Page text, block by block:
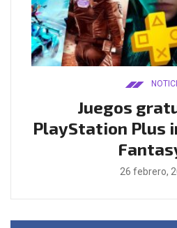
Juegos
PlayStation Plus
26 febrero,